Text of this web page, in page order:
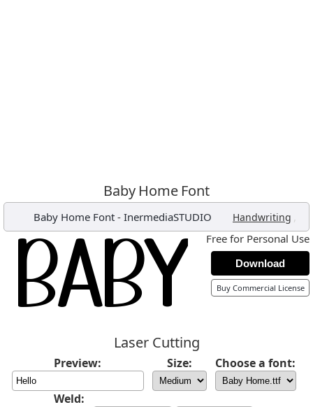
Baby Home Font
Baby Home Font - InermediaSTUDIO Handwriting ,
Free for Personal Use
Download
Buy Commercial License
Laser Cutting
Preview: Size: Choose a font:
Weld: